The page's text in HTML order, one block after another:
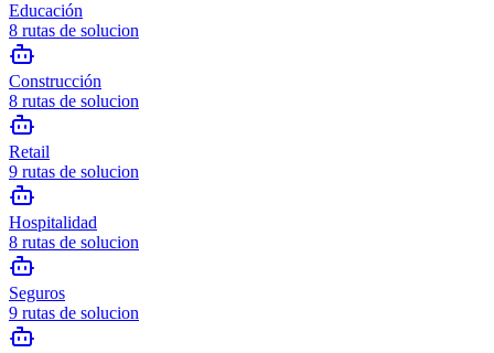
Educación
8 rutas de solucion
Construcción
8 rutas de solucion
Retail
9 rutas de solucion
Hospitalidad
8 rutas de solucion
Seguros
9 rutas de solucion